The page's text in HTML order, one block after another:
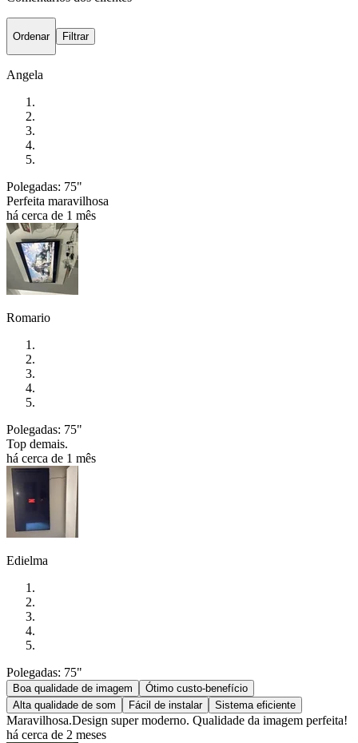
Ordenar Filtrar
Angela
Polegadas: 75"
Perfeita maravilhosa
há cerca de 1 mês
Romario
Polegadas: 75"
Top demais.
há cerca de 1 mês
Edielma
Polegadas: 75"
Boa qualidade de imagem
Ótimo custo-benefício
Alta qualidade de som
Fácil de instalar Sistema eficiente
Maravilhosa.Design super moderno. Qualidade da imagem perfeita!
há cerca de 2 meses